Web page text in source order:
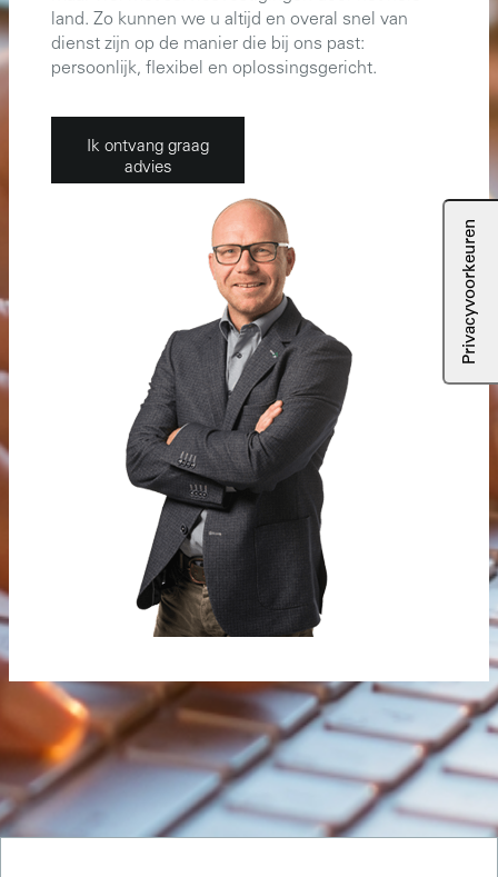
land. Zo kunnen we u altijd en overal snel van
dienst zijn op de manier die bij ons past:
persoonlijk, flexibel en oplossingsgericht.
Ik ontvang graag
advies